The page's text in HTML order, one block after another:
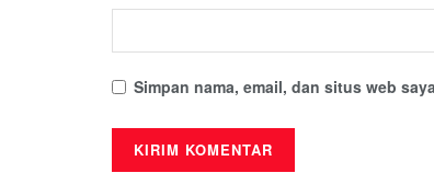
Simpan nama, email, dan situs web